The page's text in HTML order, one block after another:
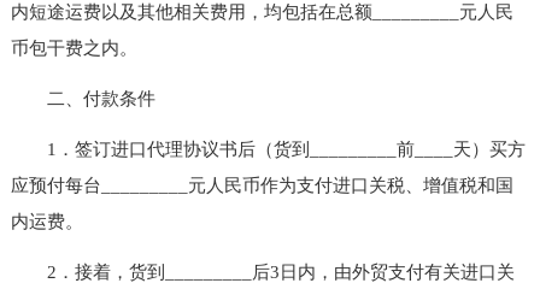
内短途运费以及其他相关费用，均包括在总额_________元人民
币包干费之内。
二、付款条件
1．签订进口代理协议书后（货到_________前____天）买方
应预付每台_________元人民币作为支付进口关税、增值税和国
内运费。
2．接着，货到_________后3日内，由外贸支付有关进口关